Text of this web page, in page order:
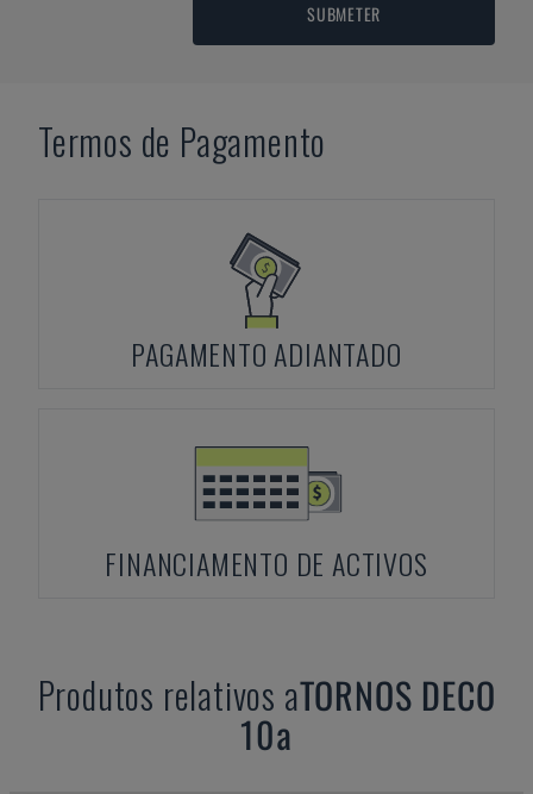
SUBMETER
Termos de Pagamento
PAGAMENTO ADIANTADO
FINANCIAMENTO DE ACTIVOS
Produtos relativos aTORNOS DECO
10a